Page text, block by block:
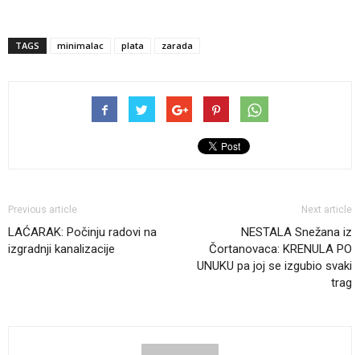
TAGS minimalac plata zarada
Previous article
LAĆARAK: Počinju radovi na
izgradnji kanalizacije
Next article
NESTALA Snežana iz
Čortanovaca: KRENULA PO
UNUKU pa joj se izgubio svaki
trag